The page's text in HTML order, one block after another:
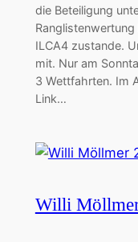
die Beteiligung
ILCA4 zustande.
mit. Nur am
3 Wettfahrten. Im
Link…
Willi